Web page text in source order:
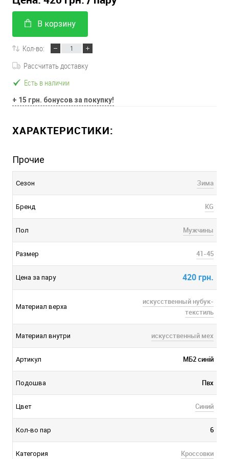
В корзину
Кол-во:
Рассчитать доставку
Есть в наличии
+ 15 грн. бонусов за покупку!
ХАРАКТЕРИСТИКИ:
Прочие
Сезон Зима
Бренд KG
Пол Мужчины
Размер 41-45
Цена за пару 420 грн.
Материал верха
искусственный нубук-
текстиль
Материал внутри искусственный мех
Артикул МБ2 синій
Подошва Пвх
Цвет Синий
Кол-во пар 6
Категория Кроссовки